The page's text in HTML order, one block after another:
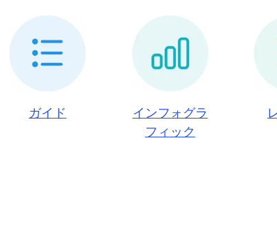
ガイド
インフォグラ
フィック